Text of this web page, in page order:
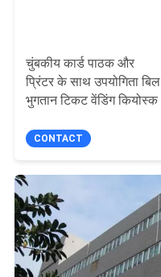
चुंबकीय कार्ड पाठक और
प्रिंटर के साथ उपयोगिता बिल
भुगतान टिकट वेंडिंग कियोस्क
CONTACT